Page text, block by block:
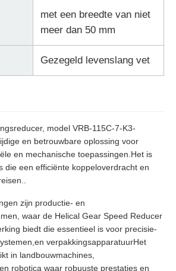
met een breedte van niet
meer dan 50 mm
Gezegeld levenslang vet
model VRB-115C-7-K3-
en betrouwbare oplossing voor
en mechanische toepassingen.Het is
die een efficiënte koppeloverdracht en
zijn productie- en
waar de Helical Gear Speed Reducer
biedt die essentieel is voor precisie-
verpakkingsapparatuurHet
in landbouwmachines,
robotica waar robuuste prestaties en